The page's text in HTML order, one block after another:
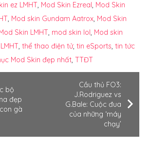
ez LMHT, Mod Skin Ezreal, Mod Skin
, Mod skin Gundam Aatrox, Mod Skin
Skin LMHT, mod skin lol, Mod skin
, thể thao điện tử, tin eSports, tin tức
Mod Skin đẹp nhất, TTĐT
bộ
đẹp
gà
Cầu thủ FO3:
J.Rodriguez vs
G.Bale: Cuộc đua
của những ‘máy
chạy’